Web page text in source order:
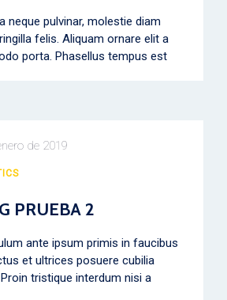
neque pulvinar, molestie diam
felis. Aliquam ornare elit a
porta. Phasellus tempus est
de 2019
PRUEBA 2
ante ipsum primis in faucibus
et ultrices posuere cubilia
tristique interdum nisi a